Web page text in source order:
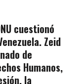
cuestionó
Zeid
de
Humanos,
la